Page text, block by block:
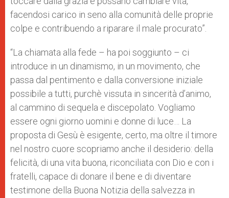
facendosi carico in seno alla comunità delle proprie
colpe e contribuendo a riparare il male procurato”.
“La chiamata alla fede – ha poi soggiunto – ci
introduce in un dinamismo, in un movimento, che
passa dal pentimento e dalla conversione iniziale
possibile a tutti, purchè vissuta in sincerità d’animo,
al cammino di sequela e discepolato. Vogliamo
essere ogni giorno uomini e donne di luce… La
proposta di Gesù è esigente, certo, ma oltre il timore
nel nostro cuore scopriamo anche il desiderio: della
felicità, di una vita buona, riconciliata con Dio e con i
fratelli, capace di donare il bene e di diventare
testimone della Buona Notizia della salvezza in